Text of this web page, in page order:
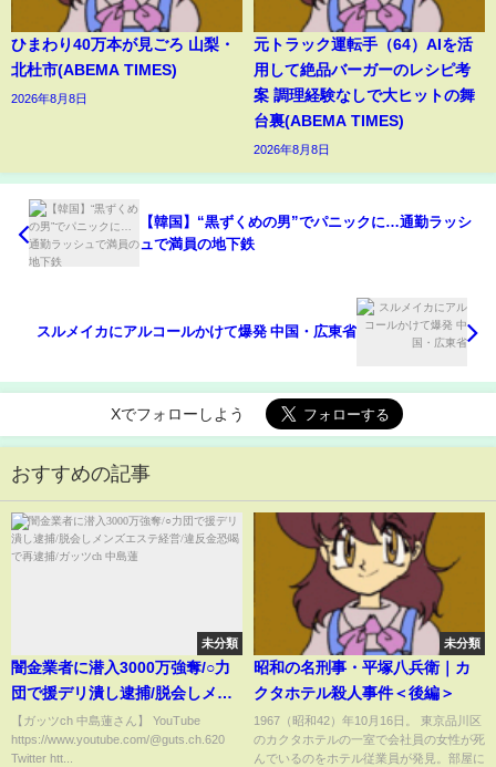
ひまわり40万本が見ごろ 山梨・
北杜市(ABEMA TIMES)
2026年8月8日
元トラック運転手（64）AIを活
用して絶品バーガーのレシピ考
案 調理経験なしで大ヒットの舞
台裏(ABEMA TIMES)
2026年8月8日
【韓国】“黒ずくめの男”でパニックに…通勤ラッシ
ュで満員の地下鉄
スルメイカにアルコールかけて爆発 中国・広東省
Xでフォローしよう
おすすめの記事
未分類
闇金業者に潜入3000万強奪/○力
団で援デリ潰し逮捕/脱会しメン
ズエステ経営/違反金恐喝で再逮
捕/ガッツch 中島蓮
【ガッツch 中島蓮さん】 YouTube
https://www.youtube.com/@guts.ch.620
Twitter htt...
未分類
昭和の名刑事・平塚八兵衛｜カ
クタホテル殺人事件＜後編＞
1967（昭和42）年10月16日。 東京品川区
のカクタホテルの一室で会社員の女性が死
んでいるのをホテル従業員が発見。部屋に